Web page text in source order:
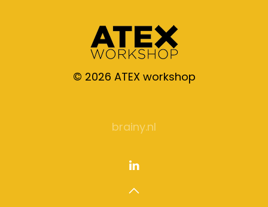
© 2026 ATEX workshop
brainy.nl